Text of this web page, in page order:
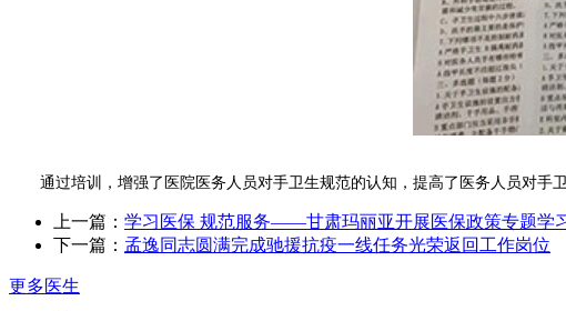
通过培训，增强了医院医务人员对手卫生规范的认知，提高了医务人员对手
上一篇： 学习医保 规范服务——甘肃玛丽亚开展医保政策专题学
下一篇： 孟逸同志圆满完成驰援抗疫一线任务光荣返回工作岗位
更多医生